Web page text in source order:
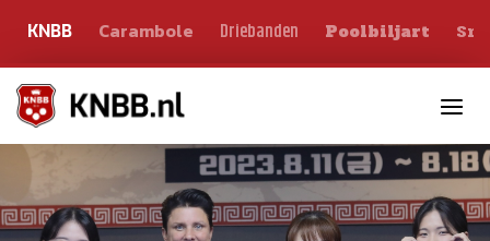
KNBB Carambole Driebanden Poolbiljart